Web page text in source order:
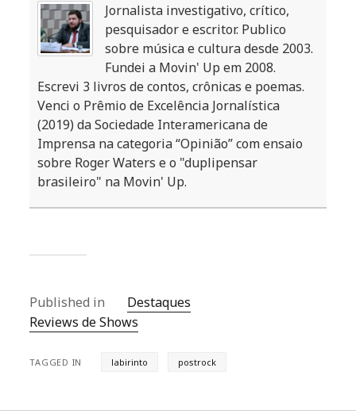
Jornalista investigativo, crítico,
pesquisador e escritor. Publico
sobre música e cultura desde 2003.
Fundei a Movin' Up em 2008.
Escrevi 3 livros de contos, crônicas e poemas.
Venci o Prêmio de Excelência Jornalística
(2019) da Sociedade Interamericana de
Imprensa na categoria “Opinião” com ensaio
sobre Roger Waters e o "duplipensar
brasileiro" na Movin' Up.
Published in
Destaques
Reviews de Shows
TAGGED IN labirinto postrock